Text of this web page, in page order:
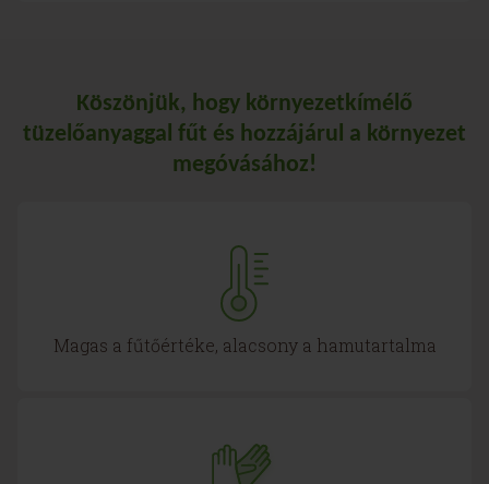
Köszönjük, hogy környezetkímélő
tüzelőanyaggal fűt és hozzájárul a környezet
megóvásához!
Magas a fűtőértéke, alacsony a hamutartalma